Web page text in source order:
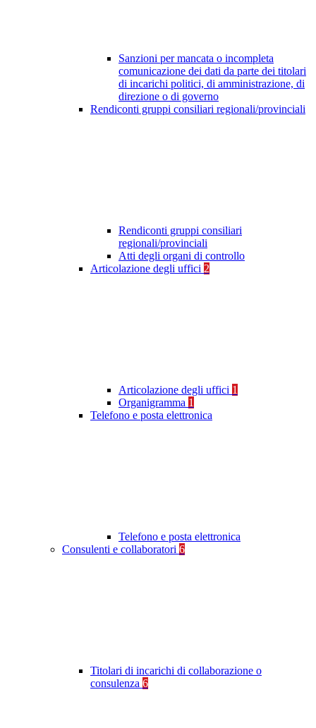
Sanzioni per mancata o incompleta
comunicazione dei dati da parte dei titolari
di incarichi politici, di amministrazione, di
direzione o di governo
Rendiconti gruppi consiliari regionali/provinciali
Rendiconti gruppi consiliari
regionali/provinciali
Atti degli organi di controllo
Articolazione degli uffici 2
Articolazione degli uffici 1
Organigramma 1
Telefono e posta elettronica
Telefono e posta elettronica
Consulenti e collaboratori 6
Titolari di incarichi di collaborazione o
consulenza 6